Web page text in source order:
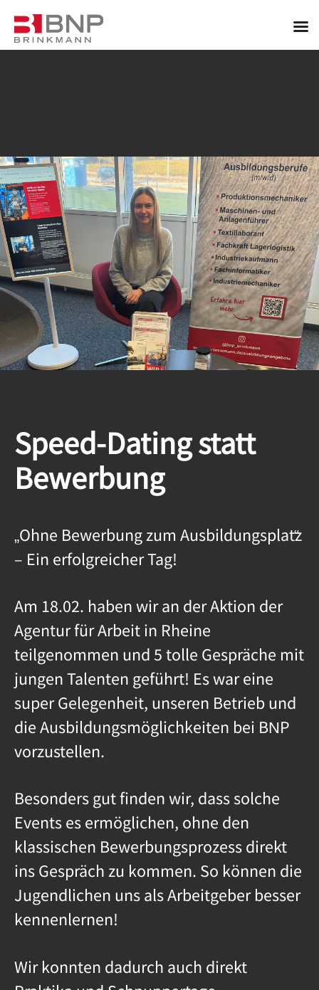
Speed-Dating statt
Bewerbung
„Ohne Bewerbung zum Ausbildungsplatz
“
– Ein erfolgreicher Tag!
Am 18.02. haben wir an der Aktion der
Agentur für Arbeit in Rheine
teilgenommen und 5 tolle Gespräche mit
jungen Talenten geführt! Es war eine
super Gelegenheit, unseren Betrieb und
die Ausbildungsmöglichkeiten bei BNP
vorzustellen.
Besonders gut finden wir, dass solche
Events es ermöglichen, ohne den
klassischen Bewerbungsprozess direkt
ins Gespräch zu kommen. So können die
Jugendlichen uns als Arbeitgeber besser
kennenlernen!
Wir konnten dadurch auch direkt